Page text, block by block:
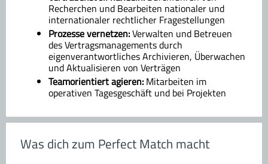
Recherchen und Bearbeiten nationaler und
internationaler rechtlicher Fragestellungen
Prozesse vernetzen:Verwalten und Betreuen
des Vertragsmanagements durch
eigenverantwortliches Archivieren, Überwachen
und Aktualisieren von Verträgen
Teamorientiert agieren: Mitarbeiten im
operativen Tagesgeschäft und bei Projekten
Was dich zum Perfect Match macht